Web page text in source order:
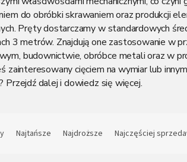
do obróbki skrawaniem oraz produkcji
Pręty dostarczamy w standardowych
3 metrów. Znajdują one zastosowanie w
budownictwie, obróbce metali oraz w
zainteresowany cięciem na wymiar lub
Przejdź dalej i dowiedz się więcej.
Najtańsze Najdroższe Najczęściej